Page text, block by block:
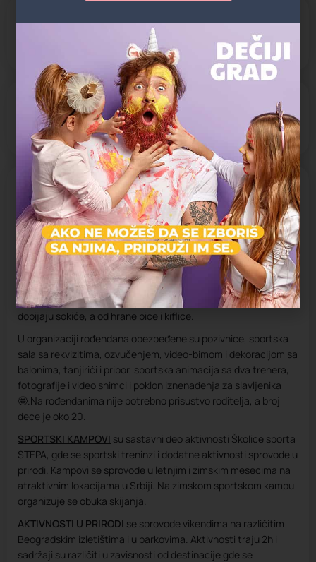
Džudo
Nastava prilagođena grupama:
Predškolski uzrast Mlađi školski uzrast
DODATNE AKTIVNOSTI:
Proslave sportskih rođendana sa ALL INCLUSIVE uslugom.
Rođendane organizujemo vikendima na lokacijama naselje
Stepa Stepanović (Dušana Jovanovića 4a) i na Vidikovcu
(Patrijarha Joanikija 13c) u trajanju od 2h.
Na roditeljima je samo da donesu tortu i da se opredele da li
žele rođendan sa pićem ili sa pićem i hranom. Od pića deca
dobijaju sokiće, a od hrane pice i kiflice.
U organizaciji rođendana obezbeđene su pozivnice, sportska
sala sa rekvizitima, ozvučenjem, video-bimom i dekoracijom sa
balonima, tanjirići i pribor, sportska animacija sa dva trenera,
fotografije i video snimci i poklon iznenađenja za slavljenika
🤩.Na rođendanima nije potrebno prisustvo roditelja, a broj
dece je oko 20.
SPORTSKI KAMPOVI su sastavni deo aktivnosti Školice sporta
STEPA, gde se sportski treninzi i dodatne aktivnosti sprovode u
prirodi. Kampovi se sprovode u letnjim i zimskim mesecima na
atraktivnim lokacijama u Srbiji. Na zimskom sportskom kampu
organizuje se obuka skijanja.
AKTIVNOSTI U PRIRODI se sprovode vikendima na različitim
Beogradskim izletištima i u parkovima. Aktivnosti traju 2h i
sadržaji su različiti u zavisnosti od destinacije gde se